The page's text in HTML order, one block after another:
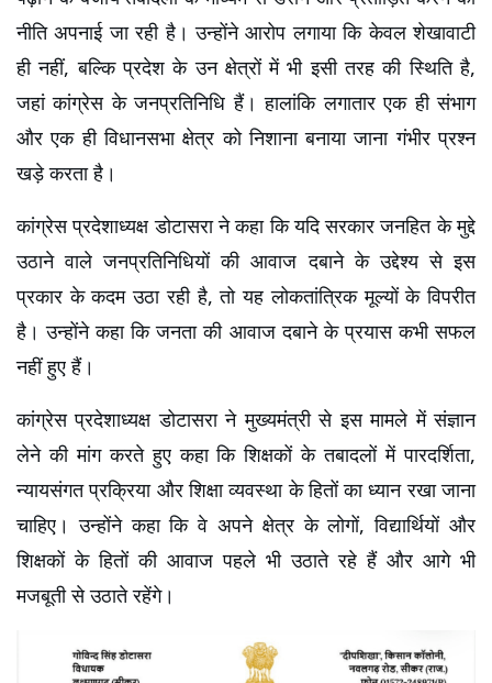
नीति अपनाई जा रही है। उन्होंने आरोप लगाया कि केवल शेखावाटी
ही नहीं, बल्कि प्रदेश के उन क्षेत्रों में भी इसी तरह की स्थिति है,
जहां कांग्रेस के जनप्रतिनिधि हैं। हालांकि लगातार एक ही संभाग
और एक ही विधानसभा क्षेत्र को निशाना बनाया जाना गंभीर प्रश्न
खड़े करता है।
कांग्रेस प्रदेशाध्यक्ष डोटासरा ने कहा कि यदि सरकार जनहित के मुद्दे
उठाने वाले जनप्रतिनिधियों की आवाज दबाने के उद्देश्य से इस
प्रकार के कदम उठा रही है, तो यह लोकतांत्रिक मूल्यों के विपरीत
है। उन्होंने कहा कि जनता की आवाज दबाने के प्रयास कभी सफल
नहीं हुए हैं।
कांग्रेस प्रदेशाध्यक्ष डोटासरा ने मुख्यमंत्री से इस मामले में संज्ञान
लेने की मांग करते हुए कहा कि शिक्षकों के तबादलों में पारदर्शिता,
न्यायसंगत प्रक्रिया और शिक्षा व्यवस्था के हितों का ध्यान रखा जाना
चाहिए। उन्होंने कहा कि वे अपने क्षेत्र के लोगों, विद्यार्थियों और
शिक्षकों के हितों की आवाज पहले भी उठाते रहे हैं और आगे भी
मजबूती से उठाते रहेंगे।